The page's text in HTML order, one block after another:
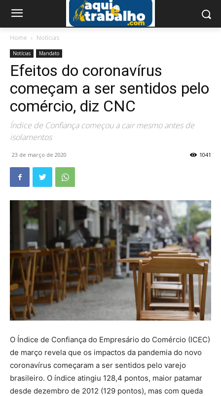
Home Notícias
Notícias Mandato
Efeitos do coronavírus
começam a ser sentidos pelo
comércio, diz CNC
Índice de Confiança começou a cair mesmo antes de
isolamentos
23 de março de 2020 1041
O Índice de Confiança do Empresário do Comércio (ICEC)
de março revela que os impactos da pandemia do novo
coronavírus começaram a ser sentidos pelo varejo
brasileiro. O índice atingiu 128,4 pontos, maior patamar
desde dezembro de 2012 (129 pontos), mas com queda